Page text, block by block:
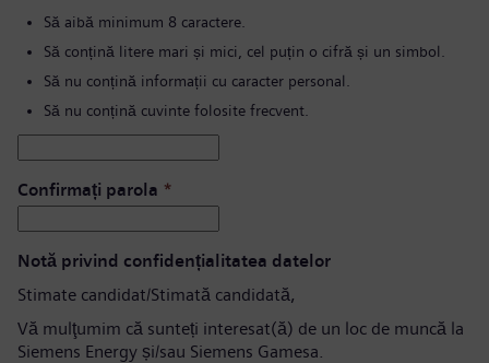
Să aibă minimum 8 caractere.
Să conțină litere mari și mici, cel puțin o cifră și un simbol.
Să nu conțină informații cu caracter personal.
Să nu conțină cuvinte folosite frecvent.
Confirmați parola *
Notă privind confidențialitatea datelor
Stimate candidat/Stimată candidată,
Vă mulţumim că sunteți interesat(ă) de un loc de muncă la
Siemens Energy și/sau Siemens Gamesa.